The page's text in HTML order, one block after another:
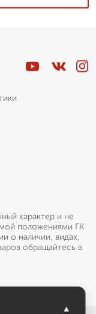
характер и не
положениями ГК
о наличии, видах,
обращайтесь в
▲